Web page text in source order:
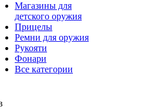
Магазины для
детского оружия
Прицелы
Ремни для оружия
Рукояти
Фонари
Все категории